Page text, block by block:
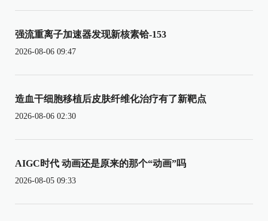
强流重离子加速器发现新核素铪-153
2026-08-06 09:47
造血干细胞移植后皮肤纤维化治疗有了新靶点
2026-08-06 02:30
AIGC时代 动画还是原来的那个“动画”吗
2026-08-05 09:33